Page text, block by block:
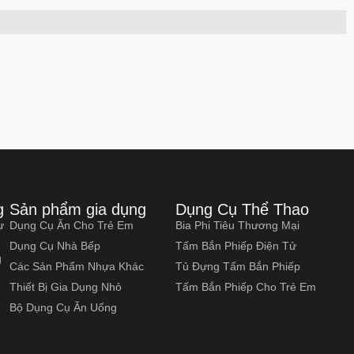
Sản phẩm gia dụng
Dụng Cụ Ăn Cho Trẻ Em
Dụng Cụ Nhà Bếp
Các Sản Phẩm Nhựa Khác
Thiết Bị Gia Dụng Nhỏ
Bộ Dụng Cụ Ăn Uống
Dụng Cụ Thể Thao
Bia Phi Tiêu Thương Mại
Tấm Bắn Phiếp Điện Tử
Tủ Đựng Tấm Bắn Phiếp
Tấm Bắn Phiếp Cho Trẻ Em